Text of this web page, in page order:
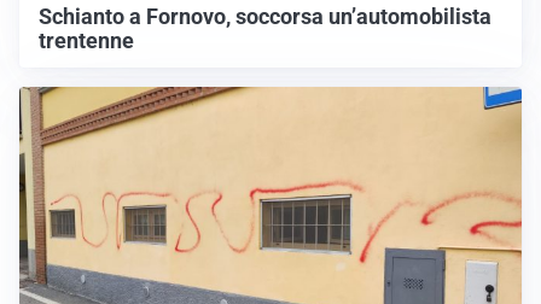
Schianto a Fornovo, soccorsa un’automobilista
trentenne